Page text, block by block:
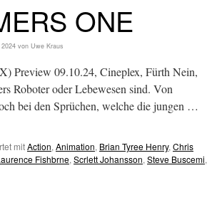
ONE
von Uwe Kraus
Preview 09.10.24, Cineplex, Fürth Nein,
Roboter oder Lebewesen sind. Von
bei den Sprüchen, welche die jungen …
mitAction, Animation, Brian Tyree Henry, Chris
Fishbrne, Scrlett Johansson, Steve Buscemi,